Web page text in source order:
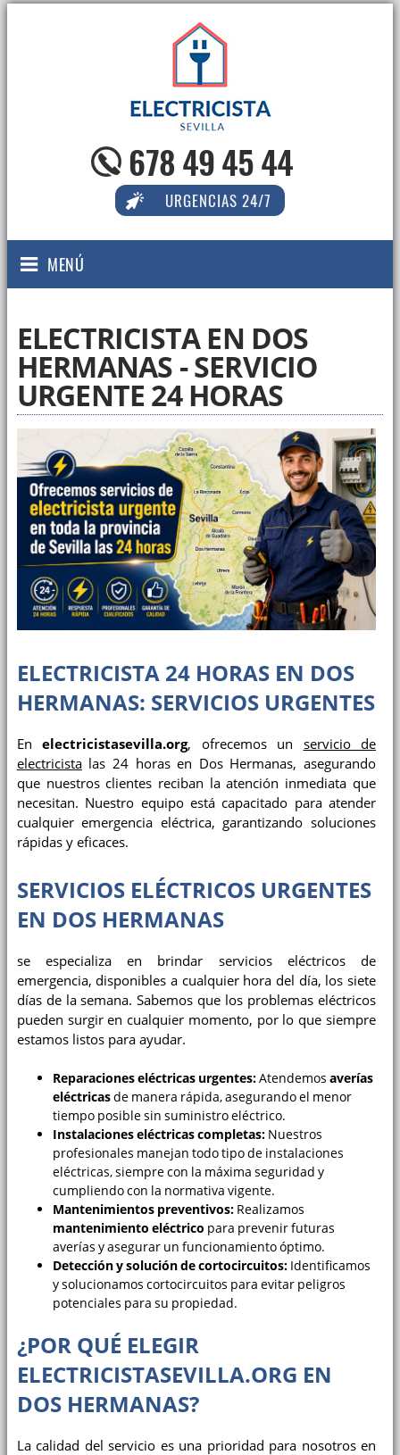
678 49 45 44
URGENCIAS 24/7
MENÚ
ELECTRICISTA EN DOS
HERMANAS - SERVICIO
URGENTE 24 HORAS
ELECTRICISTA 24 HORAS EN DOS
HERMANAS: SERVICIOS URGENTES
Enelectricistasevilla.org, ofrecemos un servicio de
electricistalas 24 horas en Dos Hermanas, asegurando
que nuestros clientes reciban la atención inmediata que
necesitan. Nuestro equipo está capacitado para atender
cualquier emergencia eléctrica, garantizando soluciones
rápidas y eficaces.
SERVICIOS ELÉCTRICOS URGENTES
EN DOS HERMANAS
se especializa en brindar servicios eléctricos de
emergencia, disponibles a cualquier hora del día, los siete
días de la semana. Sabemos que los problemas eléctricos
pueden surgir en cualquier momento, por lo que siempre
estamos listos para ayudar.
Reparaciones eléctricas urgentes:Atendemos averías
eléctricasde manera rápida, asegurando el menor
tiempo posible sin suministro eléctrico.
Instalaciones eléctricas completas:Nuestros
profesionales manejan todo tipo de instalaciones
eléctricas, siempre con la máxima seguridad y
cumpliendo con la normativa vigente.
Mantenimientos preventivos:Realizamos
mantenimiento eléctrico para prevenir futuras
averías y asegurar un funcionamiento óptimo.
Detección y solución de cortocircuitos:Identificamos
y solucionamos cortocircuitos para evitar peligros
potenciales para su propiedad.
¿POR QUÉ ELEGIR
ELECTRICISTASEVILLA.ORG EN
DOS HERMANAS?
La calidad del servicio es una prioridad para nosotros en